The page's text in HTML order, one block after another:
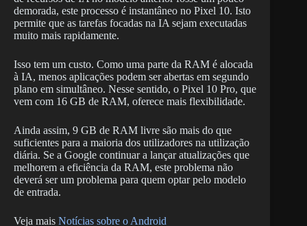
demorada, este processo é instantâneo no Pixel 10. Isto
permite que as tarefas focadas na IA sejam executadas
muito mais rapidamente.
Isso tem um custo. Como uma parte da RAM é alocada
à IA, menos aplicações podem ser abertas em segundo
plano em simultâneo. Nesse sentido, o Pixel 10 Pro, que
vem com 16 GB de RAM, oferece mais flexibilidade.
Ainda assim, 9 GB de RAM livre são mais do que
suficientes para a maioria dos utilizadores na utilização
diária. Se a Google continuar a lançar atualizações que
melhorem a eficiência da RAM, este problema não
deverá ser um problema para quem optar pelo modelo
de entrada.
Veja mais Notícias sobre o Android